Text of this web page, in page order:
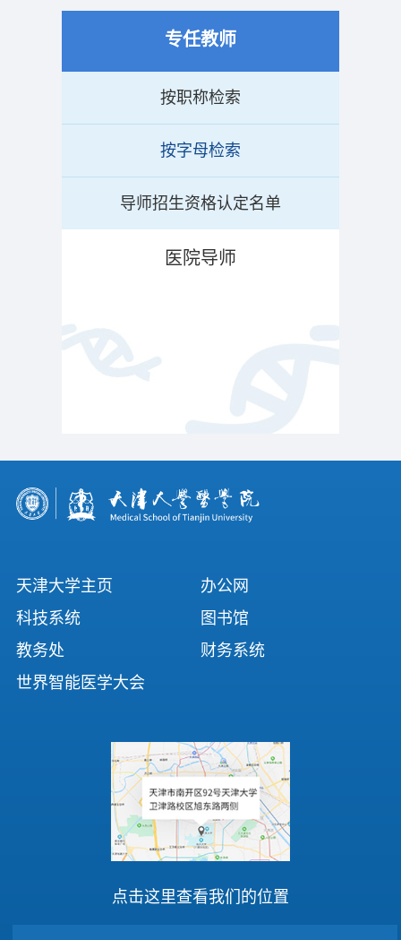
专任教师
按职称检索
按字母检索
导师招生资格认定名单
医院导师
天津大学主页
办公网
科技系统
图书馆
教务处
财务系统
世界智能医学大会
点击这里查看我们的位置